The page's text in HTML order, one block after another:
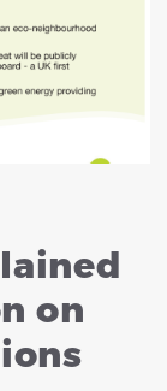
on